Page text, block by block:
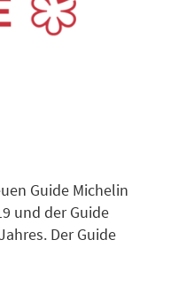
Guide Michelin
und der Guide
Der Guide